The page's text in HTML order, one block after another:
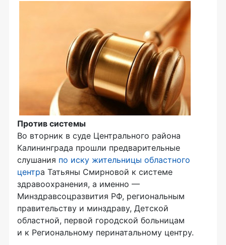
Против системы
Во вторник в суде Центрального района
Калининграда прошли предварительные
слушания по иску жительницы областного
центра Татьяны Смирновой к системе
здравоохранения, а именно —
Минздравсоцразвития РФ, региональным
правительству и минздраву, Детской
областной, первой городской больницам
и к Региональному перинатальному центру.